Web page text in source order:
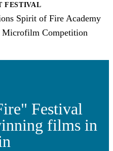
FESTIVAL
Spirit of Fire Academy
Microfilm Competition
Festival
films in